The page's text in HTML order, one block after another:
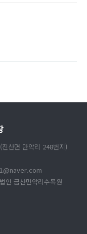
산면 만악리 248번지)
인 금산만악리수목원